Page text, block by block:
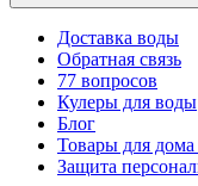
Доставка воды
Обратная связь
77 вопросов
Кулеры для воды
Блог
Товары для
Защита